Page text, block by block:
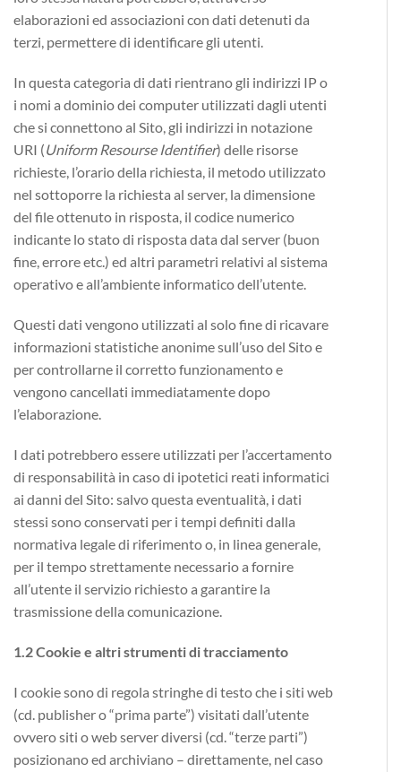
elaborazioni ed associazioni con dati detenuti da
terzi, permettere di identificare gli utenti.
In questa categoria di dati rientrano gli indirizzi IP o
i nomi a dominio dei computer utilizzati dagli utenti
che si connettono al Sito, gli indirizzi in notazione
URI (Uniform Resourse Identifier) delle risorse
richieste, l’orario della richiesta, il metodo utilizzato
nel sottoporre la richiesta al server, la dimensione
del file ottenuto in risposta, il codice numerico
indicante lo stato di risposta data dal server (buon
fine, errore etc.) ed altri parametri relativi al sistema
operativo e all’ambiente informatico dell’utente.
Questi dati vengono utilizzati al solo fine di ricavare
informazioni statistiche anonime sull’uso del Sito e
per controllarne il corretto funzionamento e
vengono cancellati immediatamente dopo
l’elaborazione.
I dati potrebbero essere utilizzati per l’accertamento
di responsabilità in caso di ipotetici reati informatici
ai danni del Sito: salvo questa eventualità, i dati
stessi sono conservati per i tempi definiti dalla
normativa legale di riferimento o, in linea generale,
per il tempo strettamente necessario a fornire
all’utente il servizio richiesto a garantire la
trasmissione della comunicazione.
1.2 Cookie e altri strumenti di tracciamento
I cookie sono di regola stringhe di testo che i siti web
(cd. publisher o “prima parte”) visitati dall’utente
ovvero siti o web server diversi (cd. “terze parti”)
posizionano ed archiviano – direttamente, nel caso